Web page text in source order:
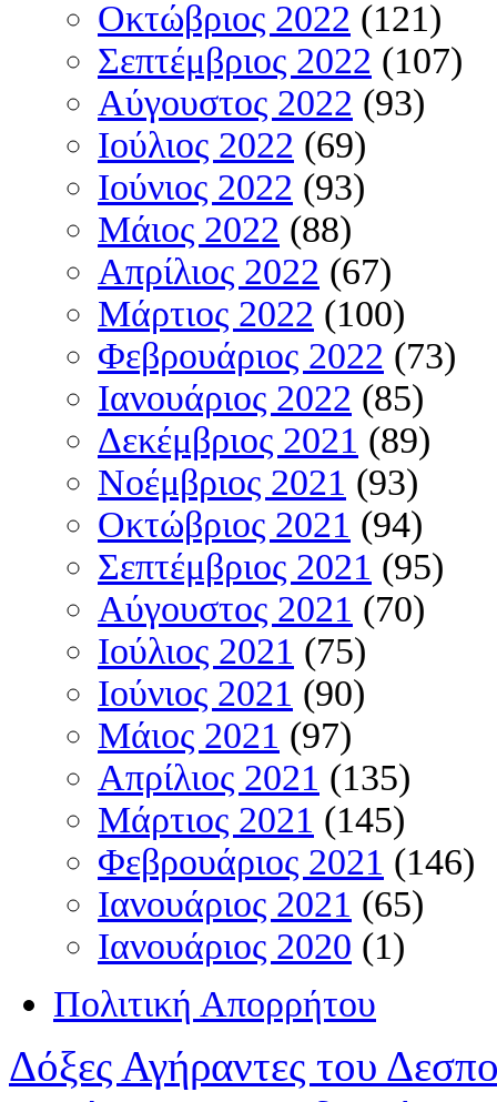
Οκτώβριος 2022 (121)
Σεπτέμβριος 2022 (107)
Αύγουστος 2022 (93)
Ιούλιος 2022 (69)
Ιούνιος 2022 (93)
Μάιος 2022 (88)
Απρίλιος 2022 (67)
Μάρτιος 2022 (100)
Φεβρουάριος 2022 (73)
Ιανουάριος 2022 (85)
Δεκέμβριος 2021 (89)
Νοέμβριος 2021 (93)
Οκτώβριος 2021 (94)
Σεπτέμβριος 2021 (95)
Αύγουστος 2021 (70)
Ιούλιος 2021 (75)
Ιούνιος 2021 (90)
Μάιος 2021 (97)
Απρίλιος 2021 (135)
Μάρτιος 2021 (145)
Φεβρουάριος 2021 (146)
Ιανουάριος 2021 (65)
Ιανουάριος 2020 (1)
Πολιτική Απορρήτου
Δόξες Αγήραντες του